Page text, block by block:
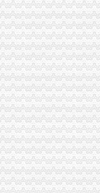
工作
桥农贸市场视察工作
工商局团总支等全国五四红旗团
司场监管工作
态
预防机制
局机关处级以上领导干部大会精
同守信用”代办注销分公司企业表彰
销分公司规范和服务
期市场稳定
量关
供应
行问
销场监管
子”代理注销分公司需求
公司注销工作